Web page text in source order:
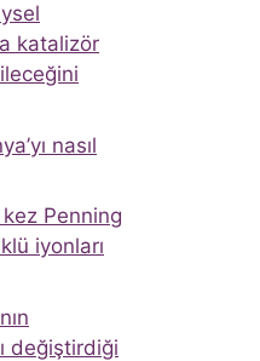
katalizör
nasıl
Penning
iyonları
değiştirdiği